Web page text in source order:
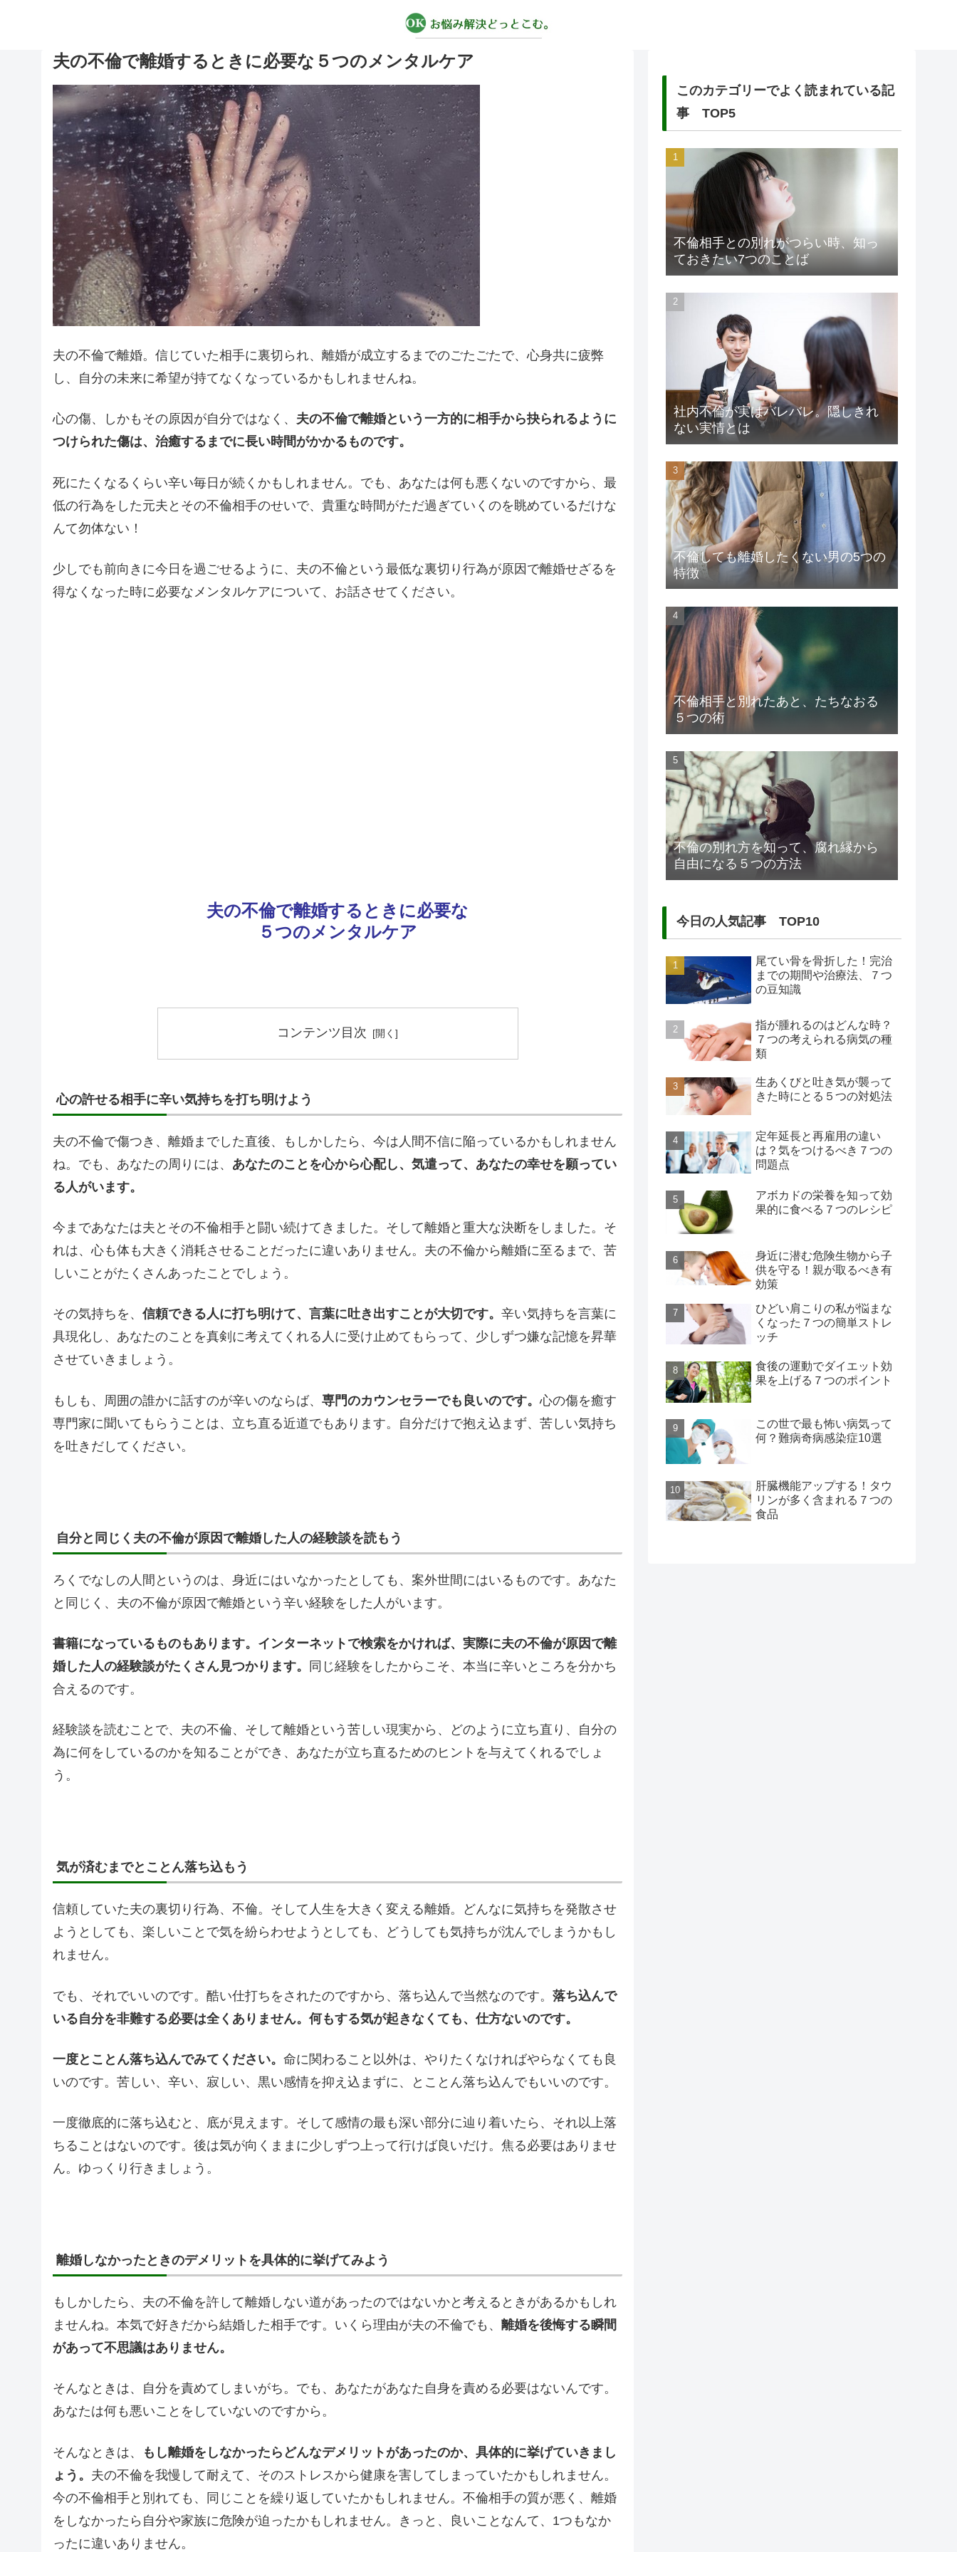
夫の不倫で離婚するときに必要な５つのメンタルケア
夫の不倫で離婚。信じていた相手に裏切られ、離婚が成立するまでのごたごたで、心身共に疲弊
し、自分の未来に希望が持てなくなっているかもしれませんね。
心の傷、しかもその原因が自分ではなく、 夫の不倫で離婚という一方的に相手から抉られるように
つけられた傷は、治癒するまでに長い時間がかかるものです。
死にたくなるくらい辛い毎日が続くかもしれません。でも、あなたは何も悪くないのですから、最
低の行為をした元夫とその不倫相手のせいで、貴重な時間がただ過ぎていくのを眺めているだけな
んて勿体ない！
少しでも前向きに今日を過ごせるように、夫の不倫という最低な裏切り行為が原因で離婚せざるを
得なくなった時に必要なメンタルケアについて、お話させてください。
夫の不倫で離婚するときに必要な
５つのメンタルケア
コンテンツ目次
心の許せる相手に辛い気持ちを打ち明けよう
夫の不倫で傷つき、離婚までした直後、もしかしたら、今は人間不信に陥っているかもしれません
ね。でも、あなたの周りには、 あなたのことを心から心配し、気遣って、あなたの幸せを願ってい
る人がいます。
今まであなたは夫とその不倫相手と闘い続けてきました。そして離婚と重大な決断をしました。そ
れは、心も体も大きく消耗させることだったに違いありません。夫の不倫から離婚に至るまで、苦
しいことがたくさんあったことでしょう。
その気持ちを、 信頼できる人に打ち明けて、言葉に吐き出すことが大切です。 辛い気持ちを言葉に
具現化し、あなたのことを真剣に考えてくれる人に受け止めてもらって、少しずつ嫌な記憶を昇華
させていきましょう。
もしも、周囲の誰かに話すのが辛いのならば、 専門のカウンセラーでも良いのです。心の傷を癒す
専門家に聞いてもらうことは、立ち直る近道でもあります。自分だけで抱え込まず、苦しい気持ち
を吐きだしてください。
自分と同じく夫の不倫が原因で離婚した人の経験談を読もう
ろくでなしの人間というのは、身近にはいなかったとしても、案外世間にはいるものです。あなた
と同じく、夫の不倫が原因で離婚という辛い経験をした人がいます。
書籍になっているものもあります。インターネットで検索をかければ、実際に夫の不倫が原因で離
婚した人の経験談がたくさん見つかります。
同じ経験をしたからこそ、本当に辛いところを分かち
合えるのです。
経験談を読むことで、夫の不倫、そして離婚という苦しい現実から、どのように立ち直り、自分の
為に何をしているのかを知ることができ、あなたが立ち直るためのヒントを与えてくれるでしょ
う。
気が済むまでとことん落ち込もう
信頼していた夫の裏切り行為、不倫。そして人生を大きく変える離婚。どんなに気持ちを発散させ
ようとしても、楽しいことで気を紛らわせようとしても、どうしても気持ちが沈んでしまうかもし
れません。
でも、それでいいのです。酷い仕打ちをされたのですから、落ち込んで当然なのです。 落ち込んで
いる自分を非難する必要は全くありません。何もする気が起きなくても、仕方ないのです。
一度とことん落ち込んでみてください。 命に関わること以外は、やりたくなければやらなくても良
いのです。苦しい、辛い、寂しい、黒い感情を抑え込まずに、とことん落ち込んでもいいのです。
一度徹底的に落ち込むと、底が見えます。そして感情の最も深い部分に辿り着いたら、それ以上落
ちることはないのです。後は気が向くままに少しずつ上って行けば良いだけ。焦る必要はありませ
ん。ゆっくり行きましょう。
離婚しなかったときのデメリットを具体的に挙げてみよう
もしかしたら、夫の不倫を許して離婚しない道があったのではないかと考えるときがあるかもしれ
ませんね。本気で好きだから結婚した相手です。いくら理由が夫の不倫でも、 離婚を後悔する瞬間
があって不思議はありません。
そんなときは、自分を責めてしまいがち。でも、あなたがあなた自身を責める必要はないんです。
あなたは何も悪いことをしていないのですから。
そんなときは、
もし離婚をしなかったらどんなデメリットがあったのか、具体的に挙げていきまし
ょう。 夫の不倫を我慢して耐えて、そのストレスから健康を害してしまっていたかもしれません。
今の不倫相手と別れても、同じことを繰り返していたかもしれません。不倫相手の質が悪く、離婚
をしなかったら自分や家族に危険が迫ったかもしれません。きっと、良いことなんて、1つもなか
ったに違いありません。
このカテゴリーでよく読まれている記
事 TOP5
不倫相手との別れがつらい時、知っ
ておきたい7つのことば
社内不倫が実はバレバレ。隠しきれ
ない実情とは
不倫しても離婚したくない男の5つの
特徴
不倫相手と別れたあと、たちなおる
５つの術
不倫の別れ方を知って、腐れ縁から
自由になる５つの方法
今日の人気記事 TOP10
尾てい骨を骨折した！完治
までの期間や治療法、７つ
の豆知識
指が腫れるのはどんな時？
７つの考えられる病気の種
類
生あくびと吐き気が襲って
きた時にとる５つの対処法
定年延長と再雇用の違い
は？気をつけるべき７つの
問題点
アボカドの栄養を知って効
果的に食べる７つのレシピ
身近に潜む危険生物から子
供を守る！親が取るべき有
効策
ひどい肩こりの私が悩まな
くなった７つの簡単ストレ
ッチ
食後の運動でダイエット効
果を上げる７つのポイント
この世で最も怖い病気って
何？難病奇病感染症10選
肝臓機能アップする！タウ
リンが多く含まれる７つの
食品